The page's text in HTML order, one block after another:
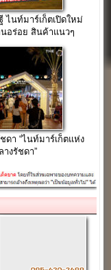
ไนท์มาร์เก็ตเปิดใหม่
อร่อย สินค้าแนวๆ
ยประชาอุทิศ 131
ดา “ไนท์มาร์เก็ตแห่ง
งรัชดา”